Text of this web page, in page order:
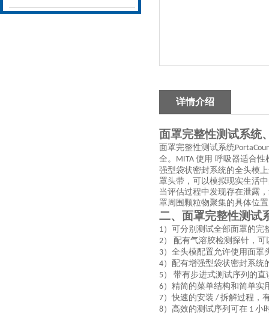
详情介绍
面罩完整性测试系统
面罩完整性测试系统
全。 MITA 使用 呼吸器适合性
强型袋状密封系统的全头模
罩头带，可以模拟现实生活
当评估过程中发现存在泄露
罩周围颗粒物聚集的具体位
二、 面罩完整性测试
1）可分别测试全部面罩的完
2）
配有气溶胶检测探针，
3）全头模配置允许使用面罩
4）配有增强型袋状密封系统
5）
带有步进式测试序列的
6）精简的菜单结构和简单实
7）快速的安装 / 拆解过程，
8）高效的测试序列可在 1 小